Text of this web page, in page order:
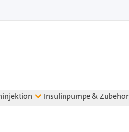
Insulinpumpe & Zubehör